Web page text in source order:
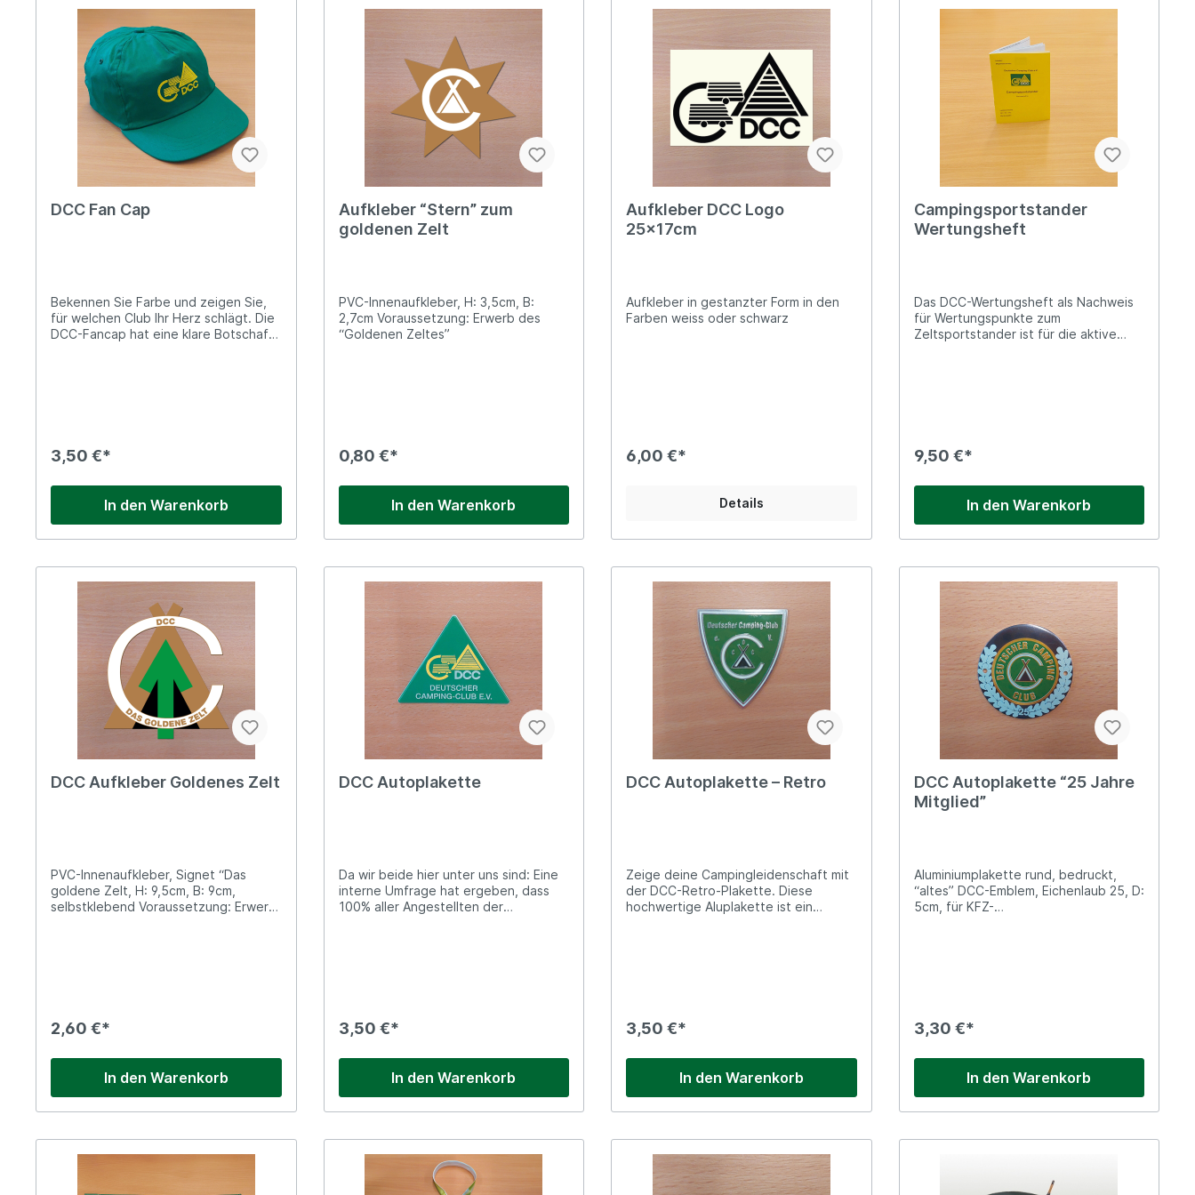
DCC Fan Cap
Bekennen Sie Farbe und zeigen Sie,
für welchen Club Ihr Herz schlägt. Die
DCC-Fancap hat eine klare Botschaft
3,50 €*
In den Warenkorb
Aufkleber “Stern” zum
goldenen Zelt
PVC-Innenaufkleber, H: 3,5cm, B:
2,7cm Voraussetzung: Erwerb des
“Goldenen Zeltes”
0,80 €*
In den Warenkorb
Aufkleber DCC Logo
25x17cm
Aufkleber in gestanzter Form in den
Farben weiss oder schwarz
6,00 €*
Details
Campingsportstander
Wertungsheft
Das DCC-Wertungsheft als Nachweis
für Wertungspunkte zum
Zeltsportstander ist für die aktive
9,50 €*
In den Warenkorb
DCC Aufkleber Goldenes Zelt
PVC-Innenaufkleber, Signet “Das
goldene Zelt, H: 9,5cm, B: 9cm,
selbstklebend Voraussetzung: Erwerb
2,60 €*
In den Warenkorb
DCC Autoplakette
Da wir beide hier unter uns sind: Eine
interne Umfrage hat ergeben, dass
100% aller Angestellten der
3,50 €*
In den Warenkorb
DCC Autoplakette – Retro
Zeige deine Campingleidenschaft mit
der DCC-Retro-Plakette. Diese
hochwertige Aluplakette ist ein
3,50 €*
In den Warenkorb
DCC Autoplakette “25 Jahre
Mitglied”
Aluminiumplakette rund, bedruckt,
“altes” DCC-Emblem, Eichenlaub 25, D:
5cm, für KFZ-
3,30 €*
In den Warenkorb